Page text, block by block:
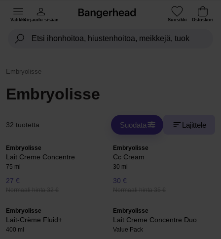
ValikkoKirjaudu sisään Suosikki Ostoskori
Embryolisse
Embryolisse
32 tuotetta Suodata Lajittele
Embryolisse
Lait Creme Concentre
75 ml
27 €
Normaali hinta 32 €
Embryolisse
Cc Cream
30 ml
30 €
Normaali hinta 35 €
Embryolisse
Lait-Crème Fluid+
400 ml
Embryolisse
Lait Creme Concentre Duo
Value Pack